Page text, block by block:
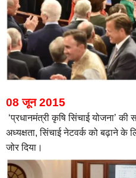
08 जून 2015
‘प्रधानमंत्री कृषि सिंचाई योजना’
अध्यक्षता, सिंचाई नेटवर्क को बढ़ाने के
जोर दिया।